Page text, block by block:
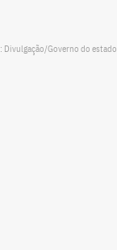
Divulgação/Governo do estado